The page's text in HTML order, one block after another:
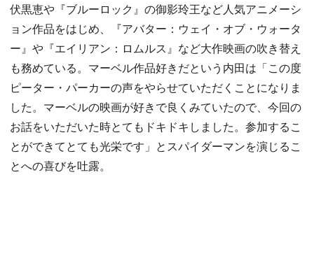
伏黒恵や『ブルーロック』の御影玲王など人気アニメーシ
ョン作品をはじめ、『アバター：ウェイ・オブ・ウォータ
ー』や『エイリアン：ロムルス』など大作映画の吹き替え
も務めている。マーベル作品好きだという内田は「この度
ピーター・パーカーの声をやらせていただくことになりま
した。マーベルの映画が好きで良くみていたので、今回の
お話をいただいた時とてもドキドキしました。参加するこ
とができてとても光栄です」とスパイダーマンを演じるこ
とへの喜びを吐露。